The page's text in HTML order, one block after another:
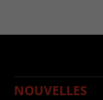
NOUVELLES